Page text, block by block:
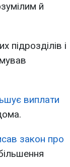
й
і
виплати
закон про